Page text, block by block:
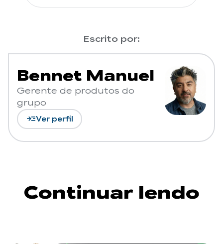
Escrito por:
Bennet Manuel
Gerente de produtos do
grupo
read_moreVer perfil
Continuar lendo